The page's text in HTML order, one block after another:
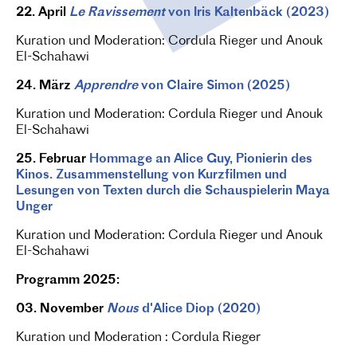
22. April Le Ravissementvon Iris Kaltenbäck (2023)
Kuration und Moderation: Cordula Rieger und Anouk
El-Schahawi
24. März Apprendrevon Claire Simon (2025)
Kuration und Moderation: Cordula Rieger und Anouk
El-Schahawi
25. Februar Hommage an Alice Guy, Pionierin des
Kinos. Zusammenstellung von Kurzfilmen und
Lesungen von Texten durch die Schauspielerin Maya
Unger
Kuration und Moderation: Cordula Rieger und Anouk
El-Schahawi
Programm 2025:
03. November Nousd'Alice Diop (2020)
Kuration und Moderation : Cordula Rieger